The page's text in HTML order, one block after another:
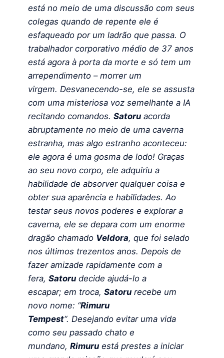
está no meio de uma discussão com seus
colegas quando de repente ele é
esfaqueado por um ladrão que passa. O
trabalhador corporativo médio de 37 anos
está agora à porta da morte e só tem um
arrependimento – morrer um
virgem. Desvanecendo-se, ele se assusta
com uma misteriosa voz semelhante a IA
recitando comandos. Satoru acorda
abruptamente no meio de uma caverna
estranha, mas algo estranho aconteceu:
ele agora é uma gosma de lodo! Graças
ao seu novo corpo, ele adquiriu a
habilidade de absorver qualquer coisa e
obter sua aparência e habilidades. Ao
testar seus novos poderes e explorar a
caverna, ele se depara com um enorme
dragão chamado Veldora, que foi selado
nos últimos trezentos anos. Depois de
fazer amizade rapidamente com a
fera, Satoru decide ajudá-lo a
escapar; em troca, Satoru recebe um
novo nome: “Rimuru
Tempest“. Desejando evitar uma vida
como seu passado chato e
mundano, Rimuru está prestes a iniciar